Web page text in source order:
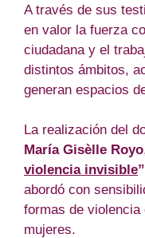
A través de sus
en valor la fuerza
ciudadana y el
distintos ámbitos,
generan espacios
La realización del
María Gisèlle Royo
violencia invisible”
abordó con
formas de violencia
mujeres.